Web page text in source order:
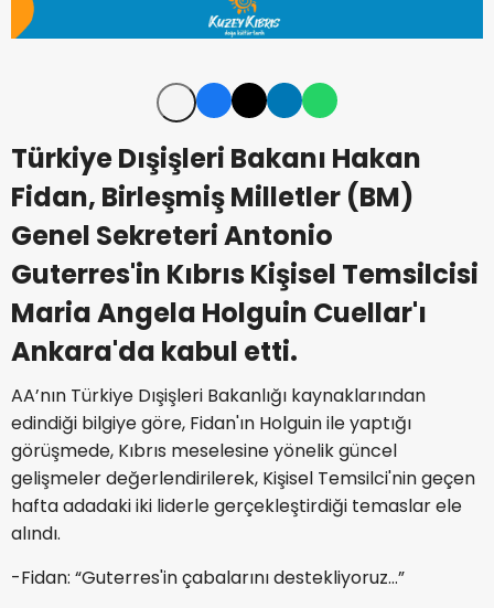
Türkiye Dışişleri Bakanı Hakan
Fidan, Birleşmiş Milletler (BM)
Genel Sekreteri Antonio
Guterres'in Kıbrıs Kişisel Temsilcisi
Maria Angela Holguin Cuellar'ı
Ankara'da kabul etti.
AA’nın Türkiye Dışişleri Bakanlığı kaynaklarından
edindiği bilgiye göre, Fidan'ın Holguin ile yaptığı
görüşmede, Kıbrıs meselesine yönelik güncel
gelişmeler değerlendirilerek, Kişisel Temsilci'nin geçen
hafta adadaki iki liderle gerçekleştirdiği temaslar ele
alındı.
-Fidan: “Guterres'in çabalarını destekliyoruz…”